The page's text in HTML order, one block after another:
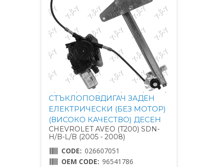
СТЪКЛОПОВДИГАЧ ЗАДЕН
ЕЛЕКТРИЧЕСКИ (БЕЗ МОТОР)
(ВИСОКО КАЧЕСТВО) ДЕСЕН
CHEVROLET AVEO (T200) SDN-
H/B-L/B (2005 - 2008)
CODE: 026607051
OEM CODE: 96541786